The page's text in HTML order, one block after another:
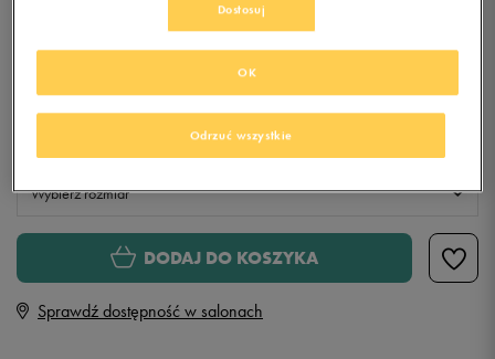
Wybierz rozmiar
M
DODAJ DO KOSZYKA
Sprawdź dostępność w salonach
Dostosuj
Odrzuć wszystkie
OK